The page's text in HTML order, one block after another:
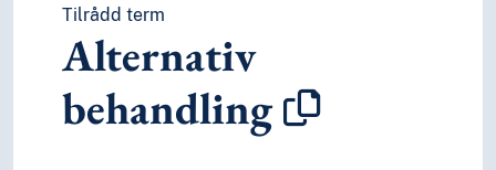
Musikkterapi
Narrativ terapi
Naturterapi
Osteopati
Parterapi
Tilrådd term
Alternativ
behandling